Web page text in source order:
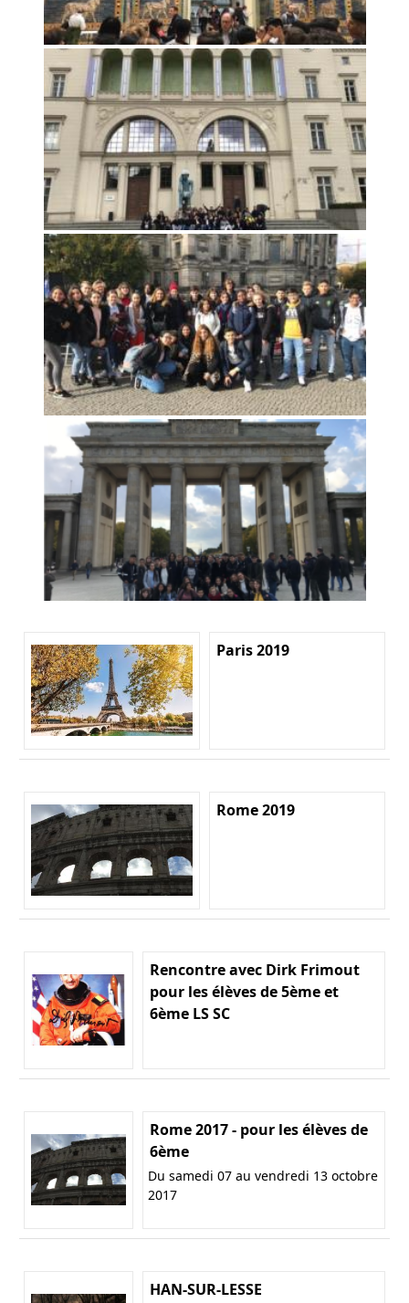
Paris 2019
Rome 2019
Rencontre avec Dirk Frimout
pour les élèves de 5ème et
6ème LS SC
Rome 2017 - pour les élèves de
6ème
Du samedi 07 au vendredi 13 octobre
2017
HAN-SUR-LESSE